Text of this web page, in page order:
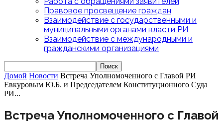
Правовое просвещение граждан
Взаимодействие с государственными и
муниципальными органами власти РИ
Взаимодействие с международными и
гражданскими организациями
Домой Новости Встреча Уполномоченного с Главой РИ
Евкуровым Ю.Б. и Председателем Конституционного Суда
РИ...
Встреча Уполномоченного с Главой